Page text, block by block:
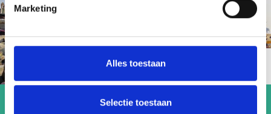
Marketing
Alles toestaan
Selectie toestaan
Goedenavond